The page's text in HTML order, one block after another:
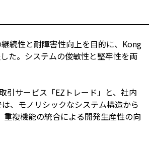
続性と耐障害性向上を目的に、Kong
た。システムの俊敏性と堅牢性を両
サービス「EZトレード」と、社内
、モノリシックなシステム構造から
複機能の統合による開発生産性の向